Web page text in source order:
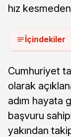
hız
İçindekiler
Cumhuriyet
olarak
adım hayata
başvuru
yakından